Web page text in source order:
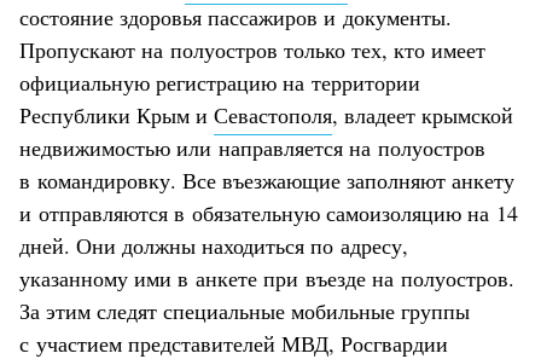
состояние здоровья пассажиров и документы.
Пропускают на полуостров только тех, кто имеет
официальную регистрацию на территории
Республики Крым и Севастополя, владеет крымской
недвижимостью или направляется на полуостров
в командировку. Все въезжающие заполняют анкету
и отправляются в обязательную самоизоляцию на 14
дней. Они должны находиться по адресу,
указанному ими в анкете при въезде на полуостров.
За этим следят специальные мобильные группы
с участием представителей МВД, Росгвардии